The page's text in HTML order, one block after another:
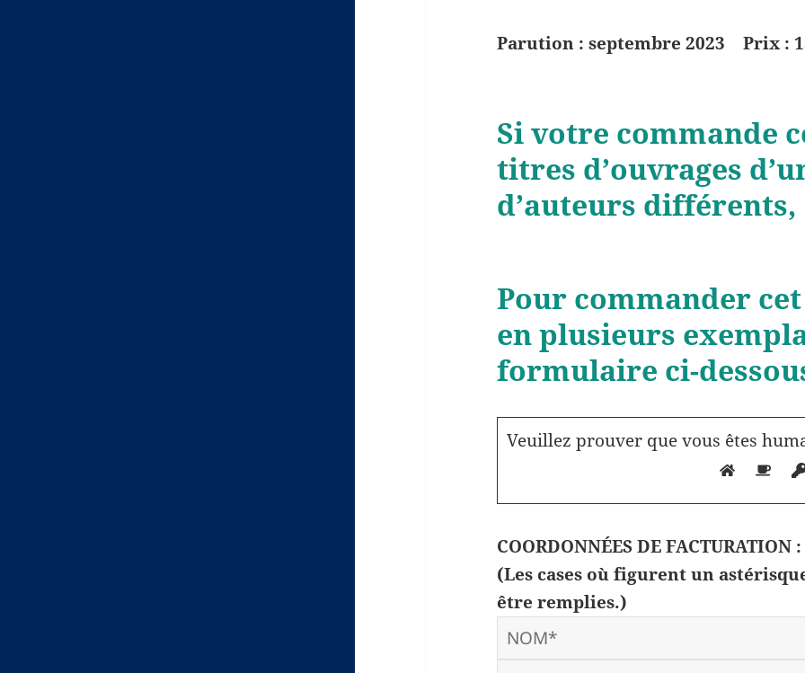
Parution : septembre 2023 Prix :
Si votre commande
titres d’ouvrages
d’auteurs
Pour commander
en plusieurs
formulaire ci-
Veuillez prouver que vous êtes
COORDONNÉES DE FACTURATION :
(Les cases où figurent un
être remplies.)